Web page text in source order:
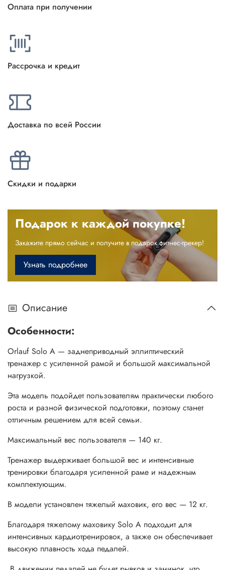
Оплата при получении
Рассрочка и кредит
Доставка по всей России
Скидки и подарки
Подарок к каждой покупке!
Закажите прямо сейчас и получите в подарок фитнес-трекер!
Узнать подробнее
Описание
Особенности:
Orlauf Solo A — заднеприводный эллиптический
тренажер с усиленной рамой и большой максимальной
нагрузкой.
Эта модель подойдет пользователям практически любого
роста и разной физической подготовки, поэтому станет
отличным решением для всей семьи.
Максимальный вес пользователя — 140 кг.
Тренажер выдерживает большой вес и интенсивные
тренировки благодаря усиленной раме и надежным
комплектующим.
В модели установлен тяжелый маховик, его вес — 12 кг.
Благодаря тяжелому маховику Solo A подходит для
интенсивных кардиотренировок, а также он обеспечивает
высокую плавность хода педалей.